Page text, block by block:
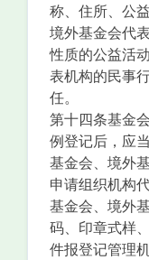
称、住所、公
境外基金
性质的公益活
表机构的民事
任。
第十四条
例登记后，应
基金会、
申请组织机构
基金会、
码、印章式样
件报登记管理机